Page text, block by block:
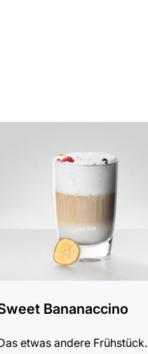
Bananaccino
etwas andere Frühstück.